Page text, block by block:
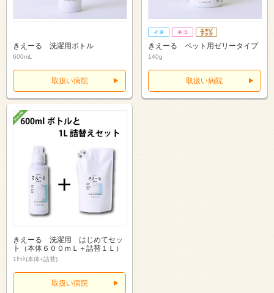
きえーる 洗濯用ボトル
600mL
取扱い病院
きえーる ペット用ゼリータイプ
140g
取扱い病院
きえーる 洗濯用 はじめてセッ
ト（本体６００ｍＬ＋詰替１Ｌ）
1ｾｯﾄ(本体+詰替)
取扱い病院